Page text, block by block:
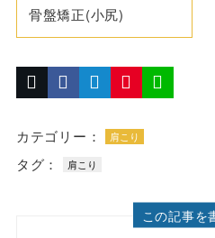
骨盤矯正(小尻)
カテゴリー： 肩こり
タグ： 肩こり
この記事を